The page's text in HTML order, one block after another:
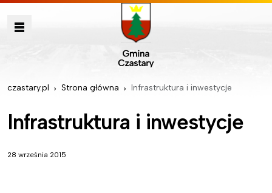
czastary.pl Strona główna Infrastruktura i inwestycje
Infrastruktura i inwestycje
28 września 2015